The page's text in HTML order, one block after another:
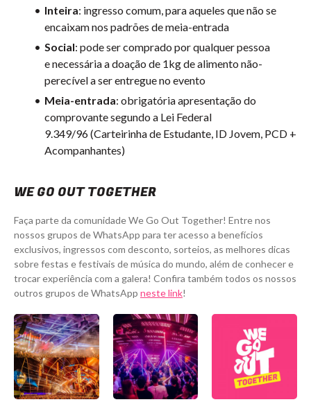
Inteira: ingresso comum, para aqueles que não se
encaixam nos padrões de meia-entrada
Social: pode ser comprado por qualquer pessoa
enecessária a doação de 1kg de alimento não-
perecível a ser entregue no evento
Meia-entrada: obrigatória apresentação do
comprovante segundo a Lei Federal
9.349/96 (Carteirinha de Estudante, ID Jovem, PCD +
Acompanhantes)
WE GO OUT TOGETHER
Faça parte da comunidade We Go Out Together! Entre nos
nossos grupos de WhatsApp para ter acesso a benefícios
exclusivos, ingressos com desconto, sorteios, as melhores dicas
sobre festas e festivais de música do mundo, além de conhecer e
trocar experiência com a galera! Confira também todos os nossos
outros grupos de WhatsApp neste link!